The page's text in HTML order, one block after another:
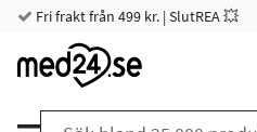
Fri frakt från 499 kr. | SlutREA 💥